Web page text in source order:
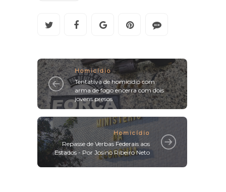
Homicídio
Tentativa de homicídio com
arma de fogo encerra com dois
jovens presos
Homicídio
Repasse de Verbas Federais aos
Estados - Por Josino Ribeiro Neto